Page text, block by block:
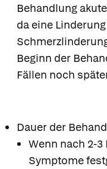
Behandlung
da eine
Beginn der
Fällen noch
Dauer der
Wenn nach 2-
Symptome